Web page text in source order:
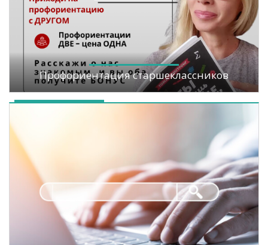
Профориентация старшеклассников